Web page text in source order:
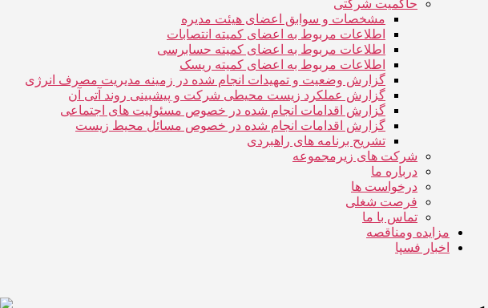
حاکمیت شرکتی
مشخصات و سوابق اعضای هیئت مدیره
اطلاعات مربوط به اعضای کمیته انتصابات
اطلاعات مربوط به اعضای کمیته حسابرسی
اطلاعات مربوط به اعضای کمیته ریسک
گزارش وضعیت و تمهیدات انجام شده در زمینه مدیریت مصرف انرژی
گزارش عملکرد زیست محیطی شرکت و پیشبینی روند آتی آن
گزارش اقدامات انجام شده در خصوص مسئولیت های اجتماعی
گزارش اقدامات انجام شده در خصوص مسائل محیط زیست
تشریح برنامه های راهبردی
شرکت های زیرمجموعه
درباره ما
درخواست ها
فرصت شغلی
تماس با ما
مزایده ومناقصه
اخبار فسپا